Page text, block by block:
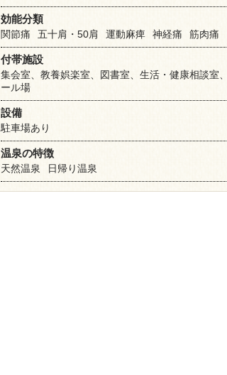
効能分類
関節痛
五十肩・50肩 運動麻痺 神経痛 筋肉痛
付帯施設
集会室、教養娯楽室、図書室、生活・健康相談室
ール場
設備
駐車場あり
温泉の特徴
天然温泉
日帰り温泉